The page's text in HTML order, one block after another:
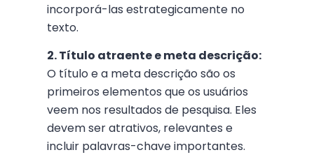
incorporá-las estrategicamente no
texto.
2. Título atraente e meta descrição:
O título e a meta descrição são os
primeiros elementos que os usuários
veem nos resultados de pesquisa. Eles
devem ser atrativos, relevantes e
incluir palavras-chave importantes.